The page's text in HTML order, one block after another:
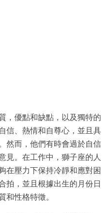
，優點和缺點，以及獨特的
信、熱情和自尊心，並且具
然而，他們有時會過於自信
見。在工作中，獅子座的人
在壓力下保持冷靜和應對困
拍，並且根據出生的月份日
和性格特徵。